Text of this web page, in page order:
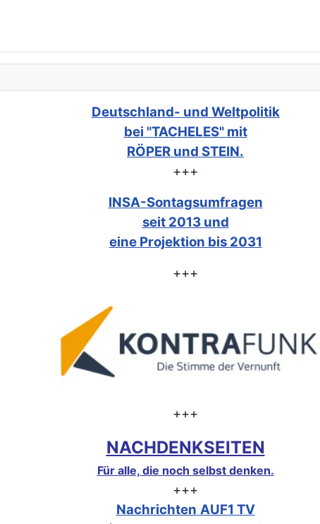
Deutschland- und Weltpolitik
bei "TACHELES" mit
RÖPER und STEIN.
+++
INSA-Sontagsumfragen
seit 2013 und
eine Projektion bis 2031
+++
+++
NACHDENKSEITEN
Für alle, die noch selbst denken.
+++
Nachrichten AUF1 TV